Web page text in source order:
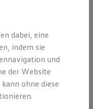
Fahren noch
entgegengesetzt
um mehr als
praktisch in engen
sich die
was für
dabei, eine
indem sie
und
der Website
ohne diese